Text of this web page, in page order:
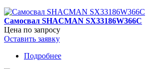
SAIC-
IVEСO
Самосвал SHACMAN SX33186W366C
Цена по запросу
Оставить заявку
Подробнее